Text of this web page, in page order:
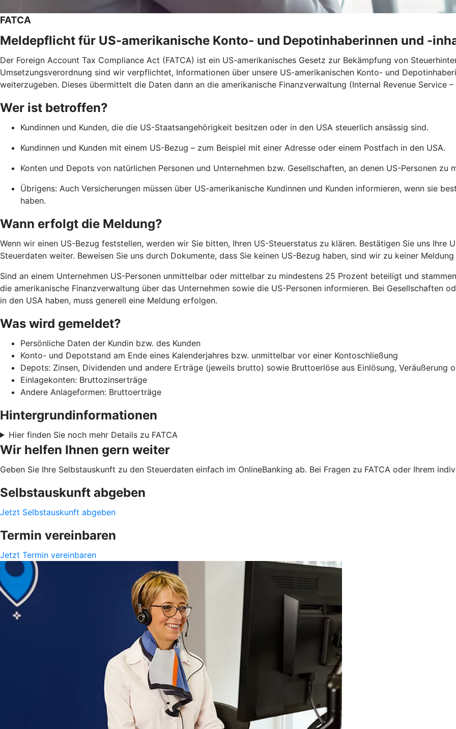
FATCA
Meldepflicht für US-amerikanische Konto- und Depotinhaberinnen und -
Der Foreign Account Tax Compliance Act (FATCA) ist ein US-amerikanisches Gesetz zur Bekämpfung von
Umsetzungsverordnung sind wir verpflichtet, Informationen über unsere US-amerikanischen Konto- und
weiterzugeben. Dieses übermittelt die Daten dann an die amerikanische Finanzverwaltung (Internal Revenue Service –
Wer ist betroffen?
Kundinnen und Kunden, die die US-Staatsangehörigkeit besitzen oder in den USA steuerlich ansässig sind.
Kundinnen und Kunden mit einem US-Bezug – zum Beispiel mit einer Adresse oder einem Postfach in den USA.
Konten und Depots von natürlichen Personen und Unternehmen bzw. Gesellschaften, an denen US-Personen
Übrigens: Auch Versicherungen müssen über US-amerikanische Kundinnen und Kunden informieren, wenn sie
haben.
Wann erfolgt die Meldung?
Wenn wir einen US-Bezug feststellen, werden wir Sie bitten, Ihren US-Steuerstatus zu klären. Bestätigen Sie uns Ihre
Steuerdaten weiter. Beweisen Sie uns durch Dokumente, dass Sie keinen US-Bezug haben, sind wir zu keiner
Sind an einem Unternehmen US-Personen unmittelbar oder mittelbar zu mindestens 25 Prozent beteiligt und
die amerikanische Finanzverwaltung über das Unternehmen sowie die US-Personen informieren. Bei Gesellschaften
in den USA haben, muss generell eine Meldung erfolgen.
Was wird gemeldet?
Persönliche Daten der Kundin bzw. des Kunden
Konto- und Depotstand am Ende eines Kalenderjahres bzw. unmittelbar vor einer Kontoschließung
Depots: Zinsen, Dividenden und andere Erträge (jeweils brutto) sowie Bruttoerlöse aus Einlösung, Veräußerung
Einlagekonten: Bruttozinserträge
Andere Anlageformen: Bruttoerträge
Hintergrundinformationen
Hier finden Sie noch mehr Details zu FATCA
Wir helfen Ihnen gern weiter
Geben Sie Ihre Selbstauskunft zu den Steuerdaten einfach im OnlineBanking ab. Bei Fragen zu FATCA oder Ihrem
Selbstauskunft abgeben
Jetzt Selbstauskunft abgeben
Termin vereinbaren
Jetzt Termin vereinbaren